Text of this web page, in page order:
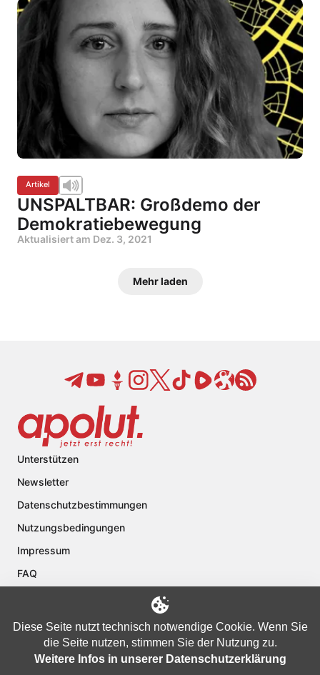
Artikel
UNSPALTBAR: Großdemo der
Demokratiebewegung
Aktualisiert am Dez. 3, 2021
Mehr laden
Unterstützen
Newsletter
Datenschutzbestimmungen
Nutzungsbedingungen
Impressum
FAQ
Diese Seite nutzt technisch notwendige Cookie. Wenn Sie
die Seite nutzen, stimmen Sie der Nutzung zu.
Weitere Infos in unserer Datenschutzerklärung